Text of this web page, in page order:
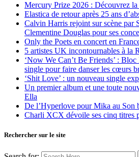
Mercury Prize 2026 : Découvrez la
Elastica de retour après 25 ans
Calvin Harris rejoint sur scène par
Clementine Douglas pour ses
Only the Poets en concert en
5 artistes UK incontournables à la
‘Now We Can’t Be Friends’ :
single pour faire danser les cœurs
‘Shit Love’ : un nouveau single
Un premier album et une toute
Ella
De l’Hyperlove pour Mika au Son
Charli XCX dévoile ses cinq titres
Rechercher sur le site